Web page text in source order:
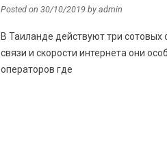
Posted on 30/10/2019 by admin
В Таиланде действуют три сотовых
связи и скорости интернета они
операторов где